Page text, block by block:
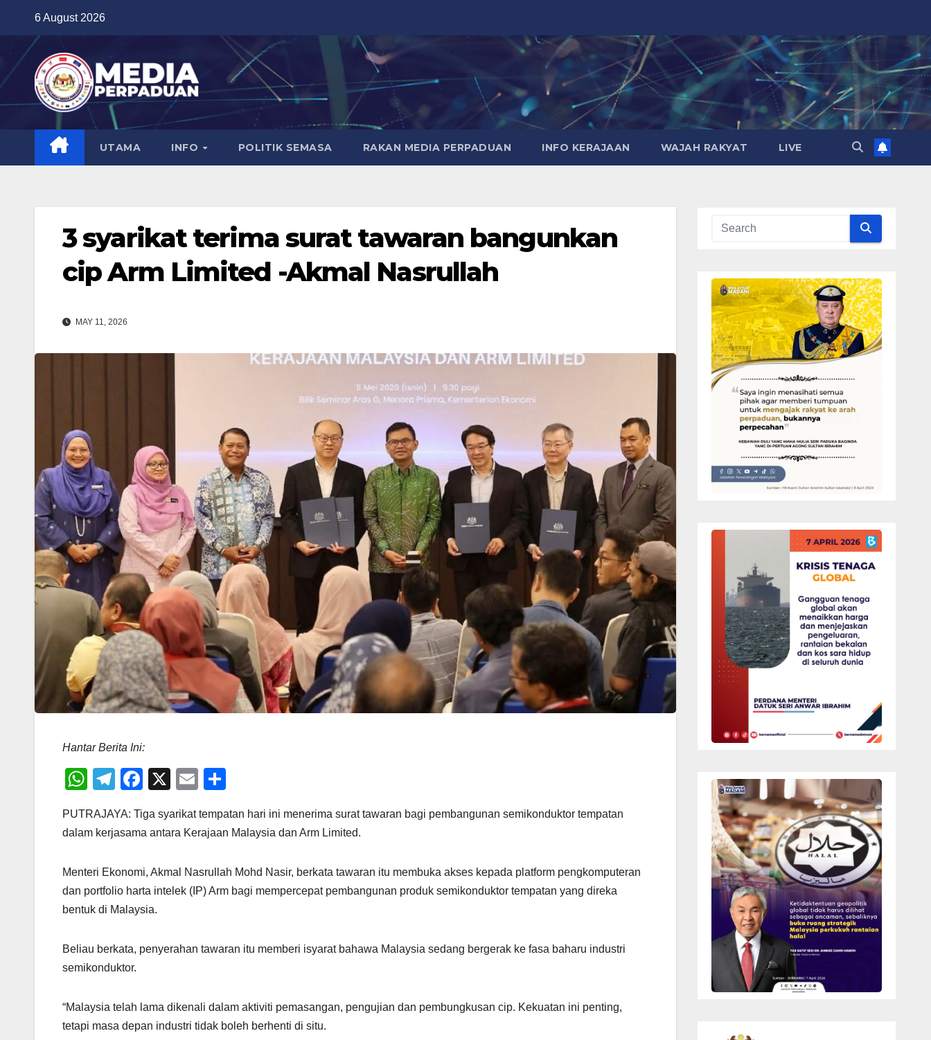
content
6 August 2026
UTAMA INFO POLITIK SEMASA RAKAN MEDIA PERPADUAN INFO KERAJAAN WAJAH RAKYAT LIVE
3 syarikat terima surat tawaran bangunkan
cip Arm Limited -Akmal Nasrullah
MAY 11, 2026
Hantar Berita Ini:
W
at
A
p
p
T
e
a
m
F
c
b
o
o
X
E
ail ar
PUTRAJAYA: Tiga syarikat tempatan hari ini menerima surat tawaran bagi pembangunan semikonduktor tempatan
dalam kerjasama antara Kerajaan Malaysia dan Arm Limited.
Menteri Ekonomi, Akmal Nasrullah Mohd Nasir, berkata tawaran itu membuka akses kepada platform pengkomputeran
dan portfolio harta intelek (IP) Arm bagi mempercepat pembangunan produk semikonduktor tempatan yang direka
bentuk di Malaysia.
Beliau berkata, penyerahan tawaran itu memberi isyarat bahawa Malaysia sedang bergerak ke fasa baharu industri
semikonduktor.
“Malaysia telah lama dikenali dalam aktiviti pemasangan, pengujian dan pembungkusan cip. Kekuatan ini penting,
tetapi masa depan industri tidak boleh berhenti di situ.